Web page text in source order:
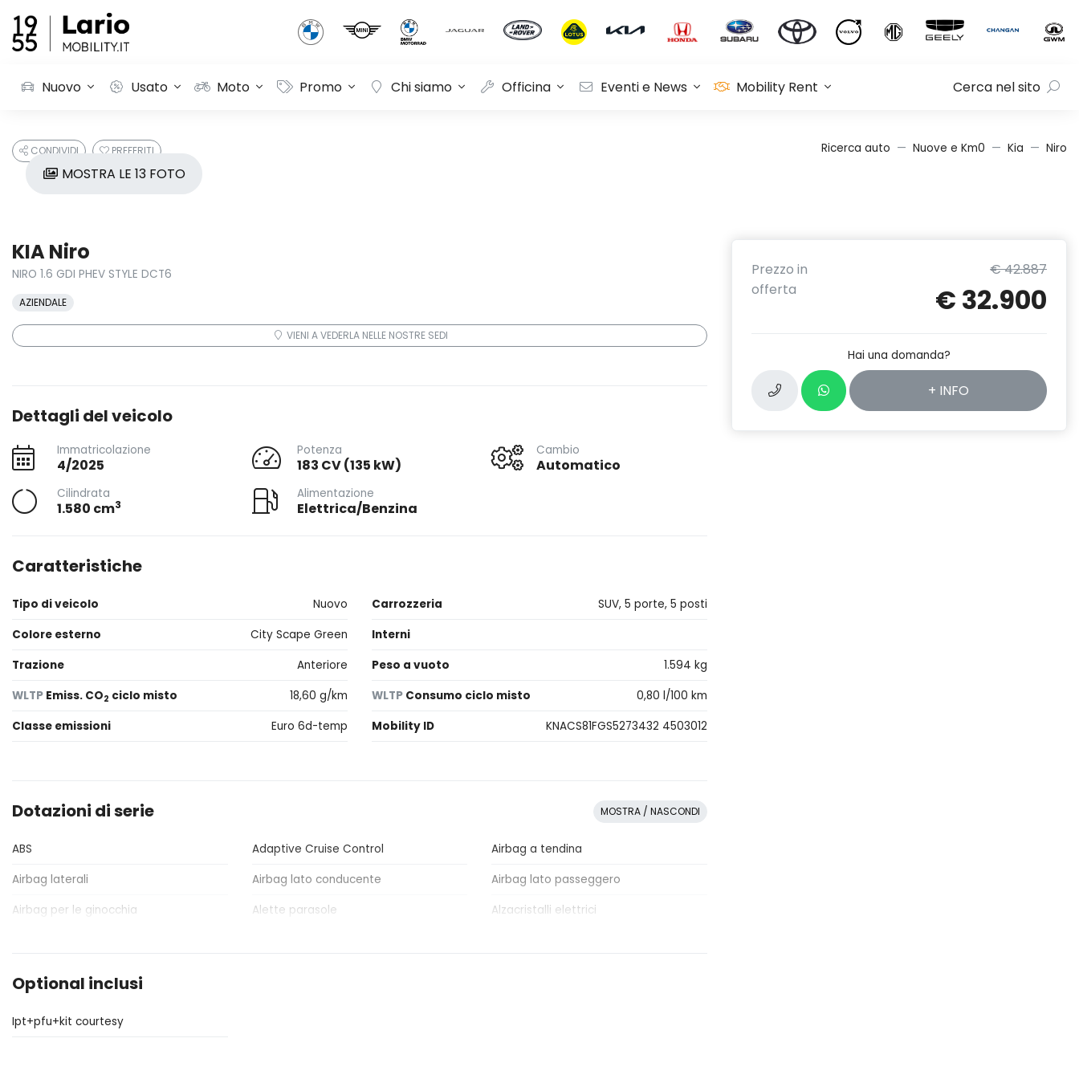
Nuovo Usato Moto Promo Chi siamo Officina Eventi e News Mobility Rent Cerca nel sito
CONDIVIDI PREFERITI Ricerca auto Nuove e Km0 Kia Niro
MOSTRA LE 13 FOTO
KIA Niro
NIRO 1.6 GDI PHEV STYLE DCT6
AZIENDALE
VIENI A VEDERLA NELLE NOSTRE SEDI
Dettagli del veicolo
Immatricolazione
4/2025
Potenza
183 CV (135 kW)
Cambio
Automatico
Cilindrata
1.580 cm3
Alimentazione
Elettrica/Benzina
Caratteristiche
Tipo di veicolo Nuovo Carrozzeria
SUV, 5 porte, 5 posti
Colore esterno
City Scape Green
Interni
Trazione
Anteriore Peso a vuoto
1.594 kg
WLTP Emiss. CO2 ciclo misto 18,60 g/km WLTP Consumo ciclo misto
0,80 l/100 km
Classe emissioni
Euro 6d-temp Mobility ID KNACS81FGS5273432 4503012
Dotazioni di serie MOSTRA / NASCONDI
ABS Adaptive Cruise Control
Airbag a tendina
Airbag laterali
Airbag lato conducente
Airbag lato passeggero
Airbag per le ginocchia
Alette parasole
Alzacristalli elettrici
ESC / Electronic Stability Control
Optional inclusi
Ipt+pfu+kit courtesy
Prezzo in
offerta
€ 42.887
€ 32.900
Hai una domanda?
+ INFO